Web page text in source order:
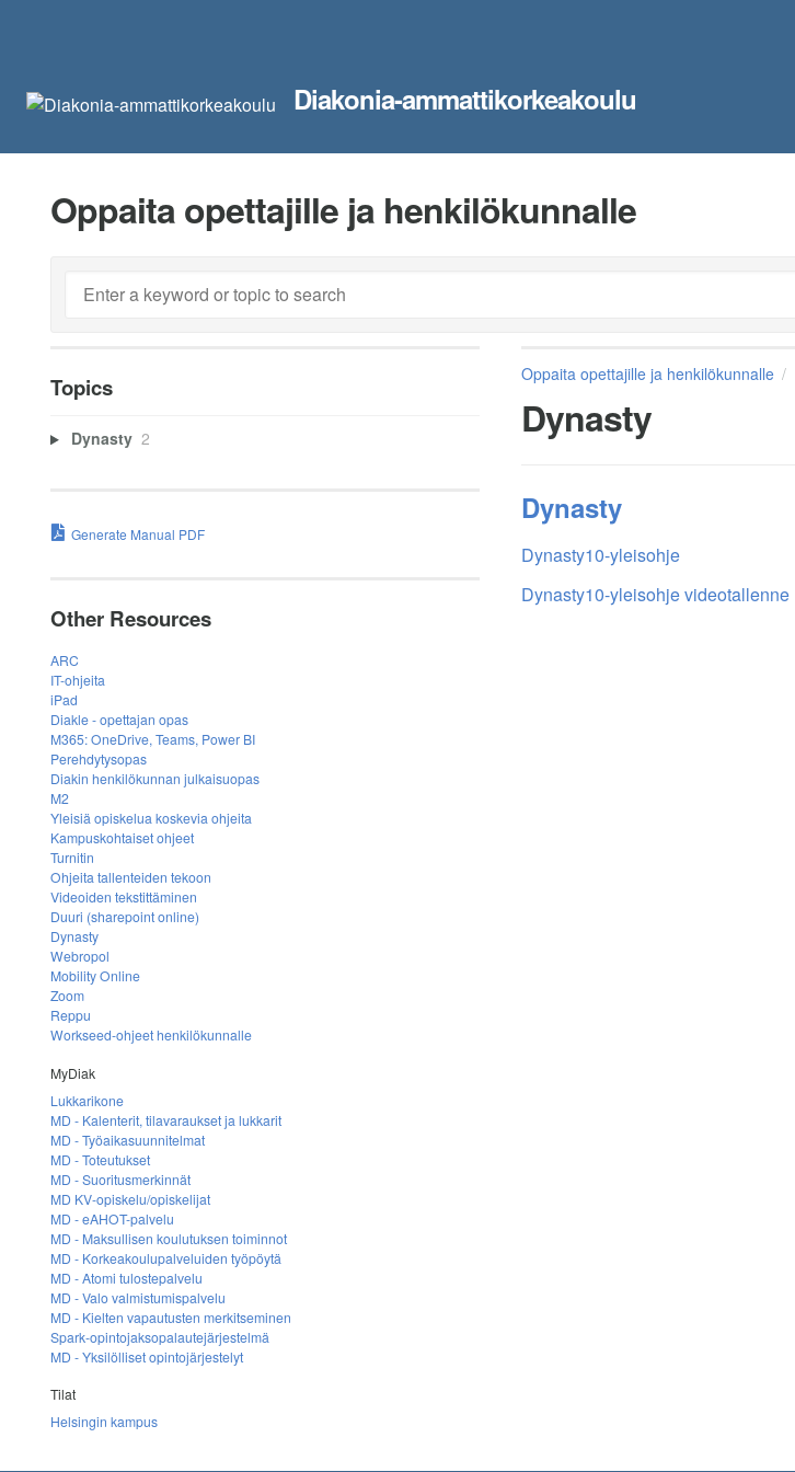
Diakonia-ammattikorkeakoulu
Oppaita opettajille ja henkilökunnalle
Oppaita opettajille ja henkilökunnalle
Dynasty
Dynasty
Dynasty10-yleisohje
Dynasty10-yleisohje videotallenne
Topics
Dynasty 2
Generate Manual PDF
Other Resources
ARC
IT-ohjeita
iPad
Diakle - opettajan opas
M365: OneDrive, Teams, Power BI
Perehdytysopas
Diakin henkilökunnan julkaisuopas
M2
Yleisiä opiskelua koskevia ohjeita
Kampuskohtaiset ohjeet
Turnitin
Ohjeita tallenteiden tekoon
Videoiden tekstittäminen
Duuri (sharepoint online)
Dynasty
Webropol
Mobility Online
Zoom
Reppu
Workseed-ohjeet henkilökunnalle
MyDiak
Lukkarikone
MD - Kalenterit, tilavaraukset ja lukkarit
MD - Työaikasuunnitelmat
MD - Toteutukset
MD - Suoritusmerkinnät
MD KV-opiskelu/opiskelijat
MD - eAHOT-palvelu
MD - Maksullisen koulutuksen toiminnot
MD - Korkeakoulupalveluiden työpöytä
MD - Atomi tulostepalvelu
MD - Valo valmistumispalvelu
MD - Kielten vapautusten merkitseminen
Spark-opintojaksopalautejärjestelmä
MD - Yksilölliset opintojärjestelyt
Tilat
Helsingin kampus